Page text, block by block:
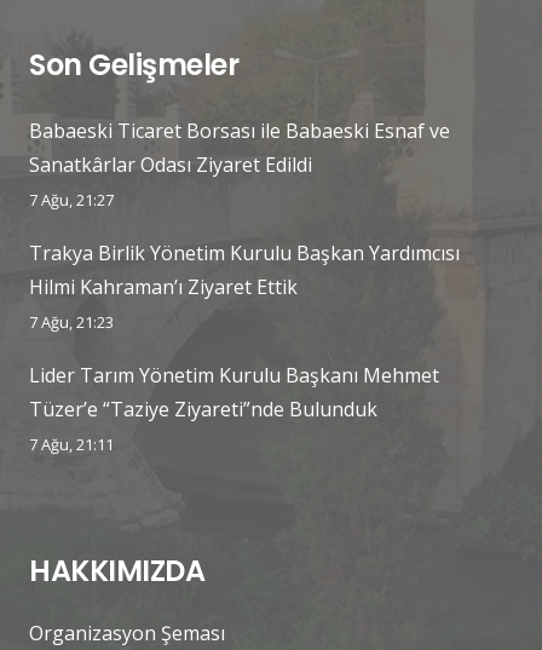
Son Gelişmeler
Babaeski Ticaret Borsası ile Babaeski Esnaf ve
Sanatkârlar Odası Ziyaret Edildi
7 Ağu, 21:27
Trakya Birlik Yönetim Kurulu Başkan Yardımcısı
Hilmi Kahraman’ı Ziyaret Ettik
7 Ağu, 21:23
Lider Tarım Yönetim Kurulu Başkanı Mehmet
Tüzer’e “Taziye Ziyareti”nde Bulunduk
7 Ağu, 21:11
HAKKIMIZDA
Organizasyon Şeması